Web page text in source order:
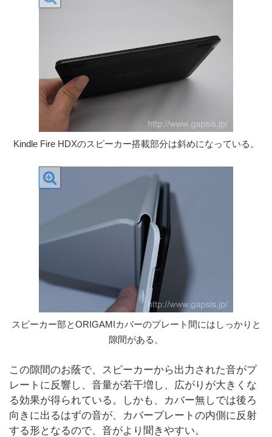
Kindle Fire HDXのスピーカー搭載部分は斜めになっている。
スピーカー部とORIGAMIカバーのプレート間にはしっかりと
隙間がある。
この隙間のお蔭で、スピーカーから出力された音がプ
レートに反響し、音量が若干増し、広がりが大きくな
る効果が得られている。しかも、カバー無しでは後ろ
向きに出るはずの音が、カバープレートの内側に反射
する形となるので、音がより聞きやすい。